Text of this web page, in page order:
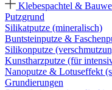
Klebespachtel &
Putzgrund
Silikatputze (mineralisch)
Buntsteinputze &
Silikonputze
Kunstharzputze (für
Nanoputze & Lotuseffekt
Grundierungen